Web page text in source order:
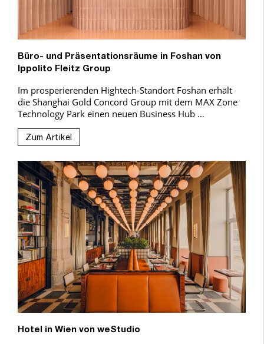
Büro- und Präsentationsräume in Foshan von
Ippolito Fleitz Group
Im prosperierenden Hightech-Standort Foshan erhält
die Shanghai Gold Concord Group mit dem MAX Zone
Technology Park einen neuen Business Hub …
Zum Artikel
Hotel in Wien von weStudio